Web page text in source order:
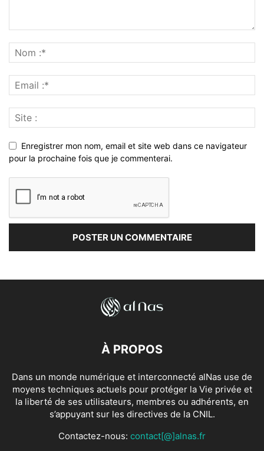
Enregistrer mon nom, email et site web dans ce navigateur
pour la prochaine fois que je commenterai.
À PROPOS
Dans un monde numérique et interconnecté alNas use de
moyens techniques actuels pour protéger la Vie privée et
la liberté de ses utilisateurs, membres ou adhérents, en
s’appuyant sur les directives de la CNIL.
Contactez-nous: contact[@]alnas.fr